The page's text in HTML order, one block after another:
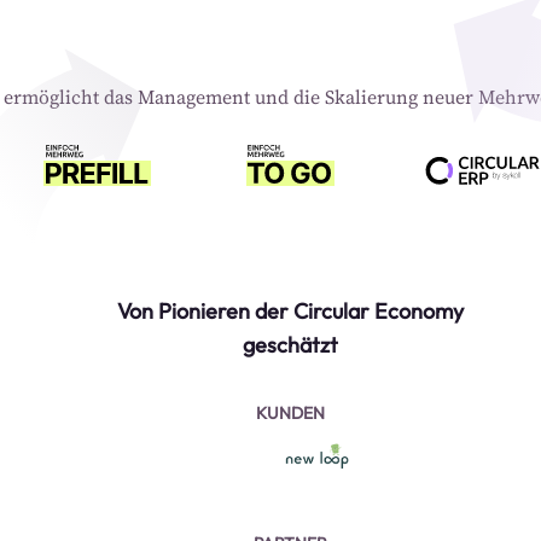
das Management und die Skalierung neuer
Von Pionieren der Circular Economy
geschätzt
KUNDEN